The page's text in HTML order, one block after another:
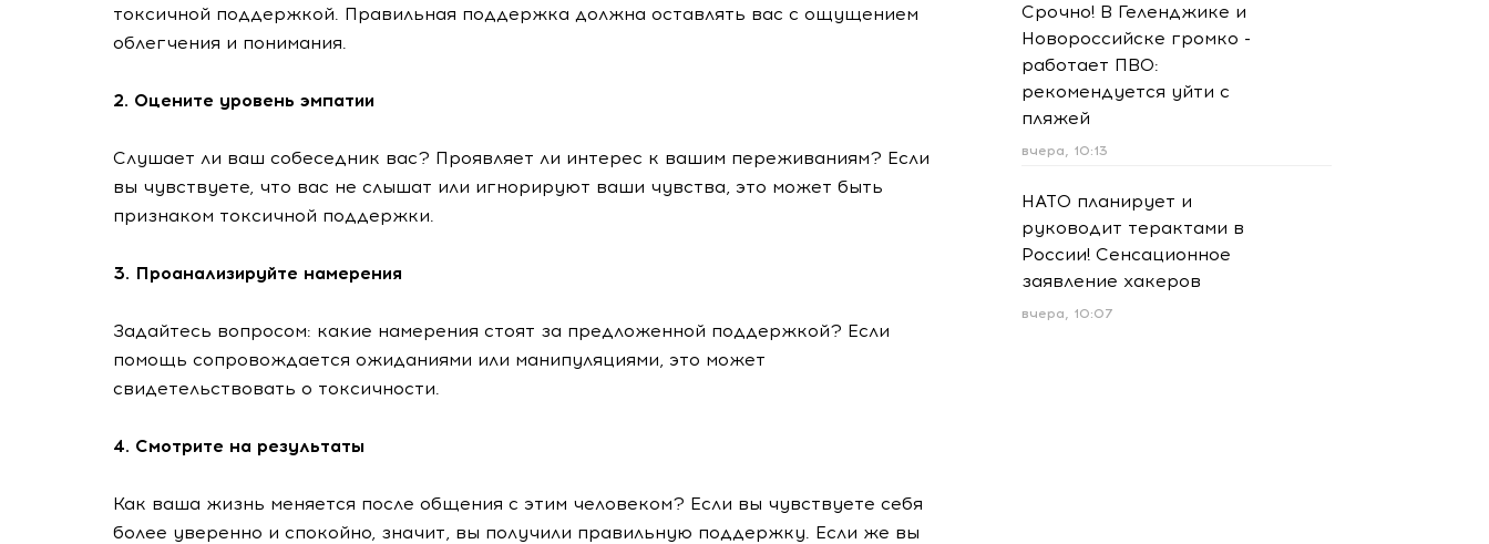
токсичной поддержкой. Правильная поддержка должна оставлять вас с ощущением
облегчения и понимания.
2. Оцените уровень эмпатии
Слушает ли ваш собеседник вас? Проявляет ли интерес к вашим переживаниям? Если
вы чувствуете, что вас не слышат или игнорируют ваши чувства, это может быть
признаком токсичной поддержки.
3. Проанализируйте намерения
Задайтесь вопросом: какие намерения стоят за предложенной поддержкой? Если
помощь сопровождается ожиданиями или манипуляциями, это может
свидетельствовать о токсичности.
4. Смотрите на результаты
Как ваша жизнь меняется после общения с этим человеком? Если вы чувствуете себя
более уверенно и спокойно, значит, вы получили правильную поддержку. Если же вы
Срочно! В Геленджике и
Новороссийске громко -
работает ПВО:
рекомендуется уйти с
пляжей
вчера, 10:13
НАТО планирует и
руководит терактами в
России! Сенсационное
заявление хакеров
вчера, 10:07